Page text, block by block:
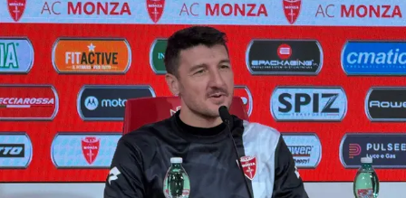
Hockey
Altri sport
Hockey
Pallanuoto
Pallamano